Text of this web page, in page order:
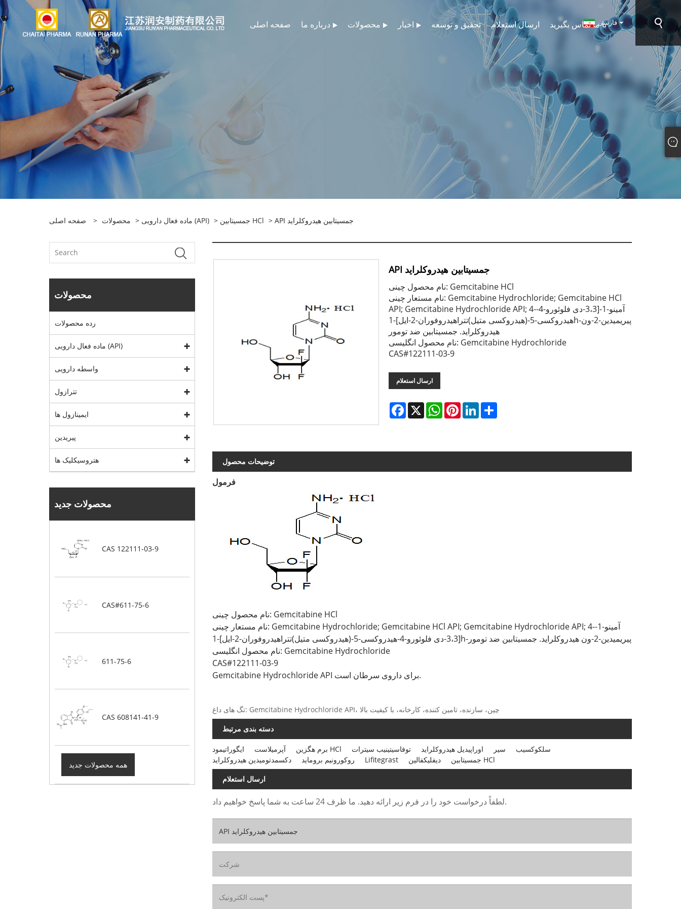
صفحه اصلی درباره ما محصولات اخبار تحقیق و توسعه ارسال استعلام با ما تماس بگیریدفارسی
صفحه اصلی > محصولات > ماده فعال دارویی (API) > جمسیتابین HCl > API جمسیتابین هیدروکلراید
محصولات
رده محصولات
ماده فعال دارویی (API)
واسطه دارویی
تترازول
ایمینازول ها
پیریدین
هتروسیکلیک ها
محصولات جدید
CAS 122111-03-9
CAS#611-75-6
611-75-6
CAS 608141-41-9
همه محصولات جدید
API جمسیتابین هیدروکلراید
نام محصول چینی: Gemcitabine HCl
نام مستعار چینی: Gemcitabine Hydrochloride; Gemcitabine HCl
API; Gemcitabine Hydrochloride API; 4-آمینو-1-[3،3-دی فلوئورو-4-
هیدروکسی-5-(هیدروکسی متیل)تتراهیدروفوران-2-ایل]-1h-پیریمیدین-2-ون
هیدروکلراید. جمسیتابین ضد تومور
نام محصول انگلیسی: Gemcitabine Hydrochloride
CAS#122111-03-9
ارسال استعلام
Facebook
X WhatsAppPinterestLinkedInShare
توضیحات محصول
فرمول
نام محصول چینی: Gemcitabine HCl
نام مستعار چینی: Gemcitabine Hydrochloride; Gemcitabine HCl API; Gemcitabine Hydrochloride API; 4-آمینو-1-
[3،3-دی فلوئورو-4-هیدروکسی-5-(هیدروکسی متیل)تتراهیدروفوران-2-ایل]-1h-پیریمیدین-2-ون هیدروکلراید. جمسیتابین ضد تومور
نام محصول انگلیسی: Gemcitabine Hydrochloride
CAS#122111-03-9
Gemcitabine Hydrochloride API برای داروی سرطان است.
تگ های داغ: Gemcitabine Hydrochloride API، چین، سازنده، تامین کننده، کارخانه، با کیفیت بالا
دسته بندی مرتبط
ایگوراتیمود آپرمیلاست برم هگزین HCl توفاسیتینیب سیترات اوراپیدیل هیدروکلراید سیر
سلکوکسیب
دکسمدتومیدین هیدروکلراید
روکورونیم بروماید Lifitegrast دیفلیکفالین جمسیتابین HCl
ارسال استعلام
لطفاً درخواست خود را در فرم زیر ارائه دهید. ما ظرف 24 ساعت به شما پاسخ خواهیم داد.